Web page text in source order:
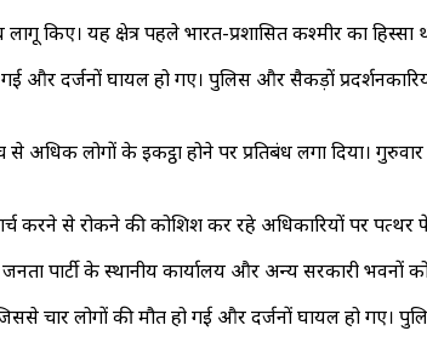
किए। यह क्षेत्र पहले भारत-प्रशासित कश्मीर का हिस्सा
और दर्जनों घायल हो गए। पुलिस और सैकड़ों
अधिक लोगों के इकट्ठा होने पर प्रतिबंध लगा दिया।
करने से रोकने की कोशिश कर रहे अधिकारियों पर पत्थर
पार्टी के स्थानीय कार्यालय और अन्य सरकारी भवनों
चार लोगों की मौत हो गई और दर्जनों घायल हो गए।